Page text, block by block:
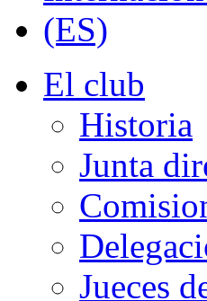
El club
Historia
Junta
Jueces